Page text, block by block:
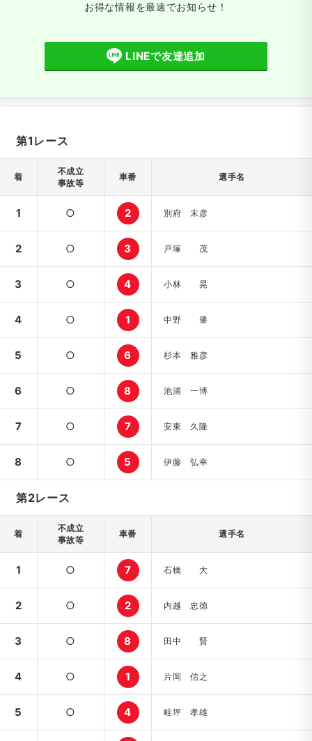
お得な情報を最速でお知らせ！
LINEで友達追加
第1レース
着
不成立
事故等
車番 選手名
1 ○ 2 別府 末彦
2 ○ 3 戸塚 茂
3 ○ 4 小林 晃
4 ○ 1 中野 肇
5 ○ 6 杉本 雅彦
6 ○ 8 池浦 一博
7 ○ 7 安東 久隆
8 ○ 5 伊藤 弘幸
第2レース
着
不成立
事故等
車番 選手名
1 ○ 7 石橋 大
2 ○ 2 内越 忠徳
3 ○ 8 田中 賢
4 ○ 1 片岡 信之
5 ○ 4 畦坪 孝雄